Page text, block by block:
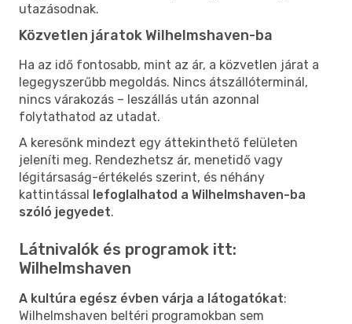
utazásodnak.
Közvetlen járatok Wilhelmshaven-ba
Ha az idő fontosabb, mint az ár, a közvetlen járat a
legegyszerűbb megoldás. Nincs átszállóterminál,
nincs várakozás – leszállás után azonnal
folytathatod az utadat.
A keresőnk mindezt egy áttekinthető felületen
jeleníti meg. Rendezhetsz ár, menetidő vagy
légitársaság-értékelés szerint, és néhány
kattintással lefoglalhatod a Wilhelmshaven-ba
szóló jegyedet.
Látnivalók és programok itt:
Wilhelmshaven
A kultúra egész évben várja a látogatókat:
Wilhelmshaven beltéri programokban sem